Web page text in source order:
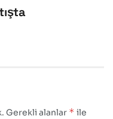
Gerekli alanlar * ile